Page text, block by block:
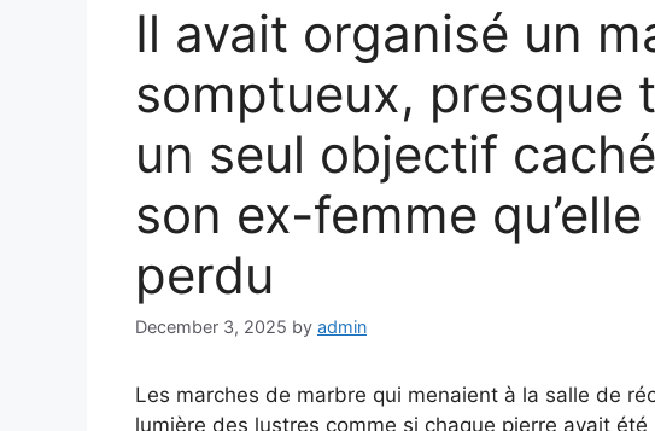
Il avait organisé un
somptueux, presque
un seul objectif
son ex-femme
perdu
December 3, 2025 by admin
Les marches de marbre qui menaient à la salle de
lumière des lustres comme si chaque pierre avait